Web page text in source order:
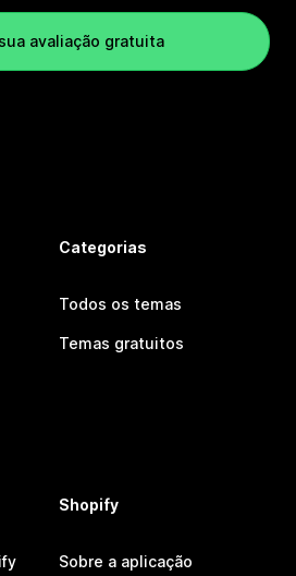
avaliação gratuita
Categorias
Todos os temas
Temas gratuitos
Shopify
Sobre a aplicação